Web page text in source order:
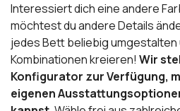
Interessiert dich eine andere
möchtest du andere Details
jedes Bett beliebig
Kombinationen kreieren! Wir
Konfigurator zur Verfügung,
eigenen